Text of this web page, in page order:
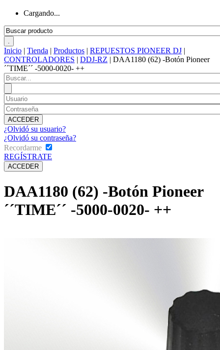
Cargando...
Inicio | Tienda | Productos | REPUESTOS PIONEER DJ |
CONTROLADORES | DDJ-RZ | DAA1180 (62) -Botón Pioneer
´´TIME´´ -5000-0020- ++
¿Olvidó su usuario?
¿Olvidó su contraseña?
Recordarme
REGÍSTRATE
DAA1180 (62) -Botón Pioneer
´´TIME´´ -5000-0020- ++